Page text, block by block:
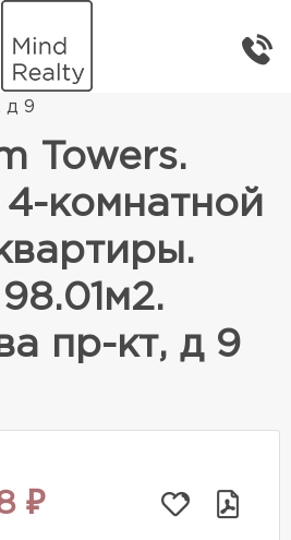
недвижимость
д 9
Towers.
комнатной
пр-кт, д 9
₽